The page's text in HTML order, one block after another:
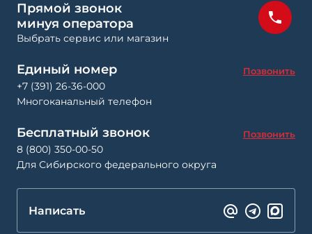
Прямой звонок
минуя оператора
Выбрать сервис или магазин
Единый номер Позвонить
+7 (391) 26-36-000
Многоканальный телефон
Бесплатный звонок Позвонить
8 (800) 350-00-50
Для Сибирского федерального округа
Написать